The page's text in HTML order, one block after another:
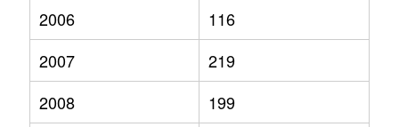
2006
116
2007
219
2008
199